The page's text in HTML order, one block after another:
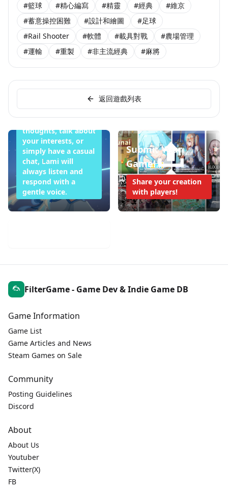
#籃球
#精心編寫 #精靈 #經典
#維京
#蓄意操控困難
#設計和繪圖
#足球
#Rail Shooter
#軟體 #載具對戰
#農場管理
#運輸
#重製 #非主流經典 #麻將
返回遊戲列表
Want to Sleep
Tonight
Whether you want
to share your
thoughts, talk about
your interests, or
simply have a casual
chat, Lami will
always listen and
respond with a
gentle voice.
Submit Your
Game!
Share your creation
with players!
FilterGame - Game Dev & Indie Game DB
Game Information
Game List
Game Articles and News
Steam Games on Sale
Community
Posting Guidelines
Discord
About
About Us
Youtuber
Twitter(X)
FB